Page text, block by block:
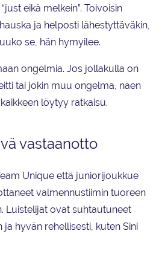
eikä melkein”. Toivoisin
ja helposti lähestyttäväkin,
se, hän hymyilee.
ongelmia. Jos jollakulla on
tai jokin muu ongelma, näen
löytyy ratkaisu.
vastaanotto
Unique että juniorijoukkue
valmennustiimin tuoreen
Luistelijat ovat suhtautuneet
ja hyvän rehellisesti, kuten Sini